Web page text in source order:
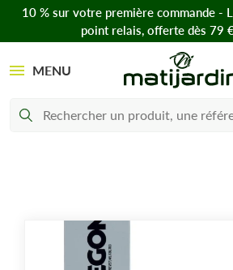
10 % sur votre première commande -
point relais, offerte dès 79 €
MENU